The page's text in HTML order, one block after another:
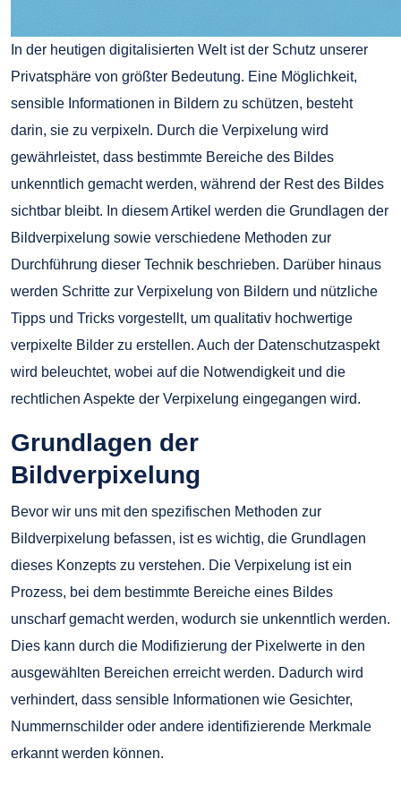
In der heutigen digitalisierten Welt ist der Schutz unserer
Privatsphäre von größter Bedeutung. Eine Möglichkeit,
sensible Informationen in Bildern zu schützen, besteht
darin, sie zu verpixeln. Durch die Verpixelung wird
gewährleistet, dass bestimmte Bereiche des Bildes
unkenntlich gemacht werden, während der Rest des Bildes
sichtbar bleibt. In diesem Artikel werden die Grundlagen der
Bildverpixelung sowie verschiedene Methoden zur
Durchführung dieser Technik beschrieben. Darüber hinaus
werden Schritte zur Verpixelung von Bildern und nützliche
Tipps und Tricks vorgestellt, um qualitativ hochwertige
verpixelte Bilder zu erstellen. Auch der Datenschutzaspekt
wird beleuchtet, wobei auf die Notwendigkeit und die
rechtlichen Aspekte der Verpixelung eingegangen wird.
Grundlagen der
Bildverpixelung
Bevor wir uns mit den spezifischen Methoden zur
Bildverpixelung befassen, ist es wichtig, die Grundlagen
dieses Konzepts zu verstehen. Die Verpixelung ist ein
Prozess, bei dem bestimmte Bereiche eines Bildes
unscharf gemacht werden, wodurch sie unkenntlich werden.
Dies kann durch die Modifizierung der Pixelwerte in den
ausgewählten Bereichen erreicht werden. Dadurch wird
verhindert, dass sensible Informationen wie Gesichter,
Nummernschilder oder andere identifizierende Merkmale
erkannt werden können.